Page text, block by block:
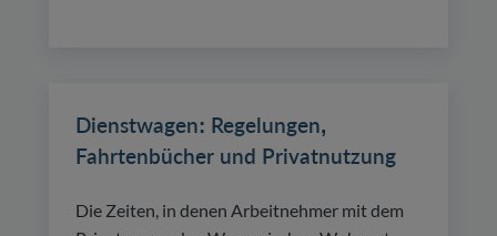
Dienstwagen: Regelungen,
Fahrtenbücher und Privatnutzung
Die Zeiten, in denen Arbeitnehmer mit dem